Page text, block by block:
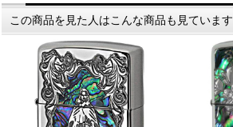
この商品を見た人はこんな商品も見ています